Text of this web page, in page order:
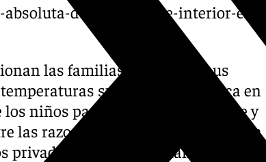
absoluta-del-turismo-de-interior-en-
las familias para pasar sus
suaves de esta época en
los niños pasen tiempo al aire libre y
las razones fundamentales están la
privados y las zonas infantiles.